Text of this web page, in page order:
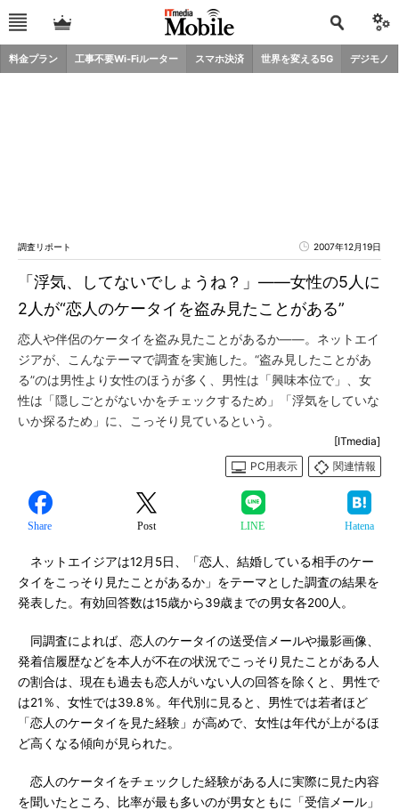
料金プラン 工事不要Wi-Fiルーター スマホ決済 世界を変える5G デジモノ
調査リポート 2007年12月19日
「浮気、してないでしょうね？」――女性の5人に
2人が“恋人のケータイを盗み見たことがある”
恋人や伴侶のケータイを盗み見たことがあるか――。ネットエイ
ジアが、こんなテーマで調査を実施した。“盗み見したことがあ
る”のは男性より女性のほうが多く、男性は「興味本位で」、女
性は「隠しごとがないかをチェックするため」「浮気をしていな
いか探るため」に、こっそり見ているという。
[ITmedia]
PC用表示
関連情報
Share Post LINE Hatena
ネットエイジアは12月5日、「恋人、結婚している相手のケー
タイをこっそり見たことがあるか」をテーマとした調査の結果を
発表した。有効回答数は15歳から39歳までの男女各200人。
同調査によれば、恋人のケータイの送受信メールや撮影画像、
発着信履歴などを本人が不在の状況でこっそり見たことがある人
の割合は、現在も過去も恋人がいない人の回答を除くと、男性で
は21％、女性では39.8％。年代別に見ると、男性では若者ほど
「恋人のケータイを見た経験」が高めで、女性は年代が上がるほ
ど高くなる傾向が見られた。
恋人のケータイをチェックした経験がある人に実際に見た内容
を聞いたところ、比率が最も多いのが男女ともに「受信メール」